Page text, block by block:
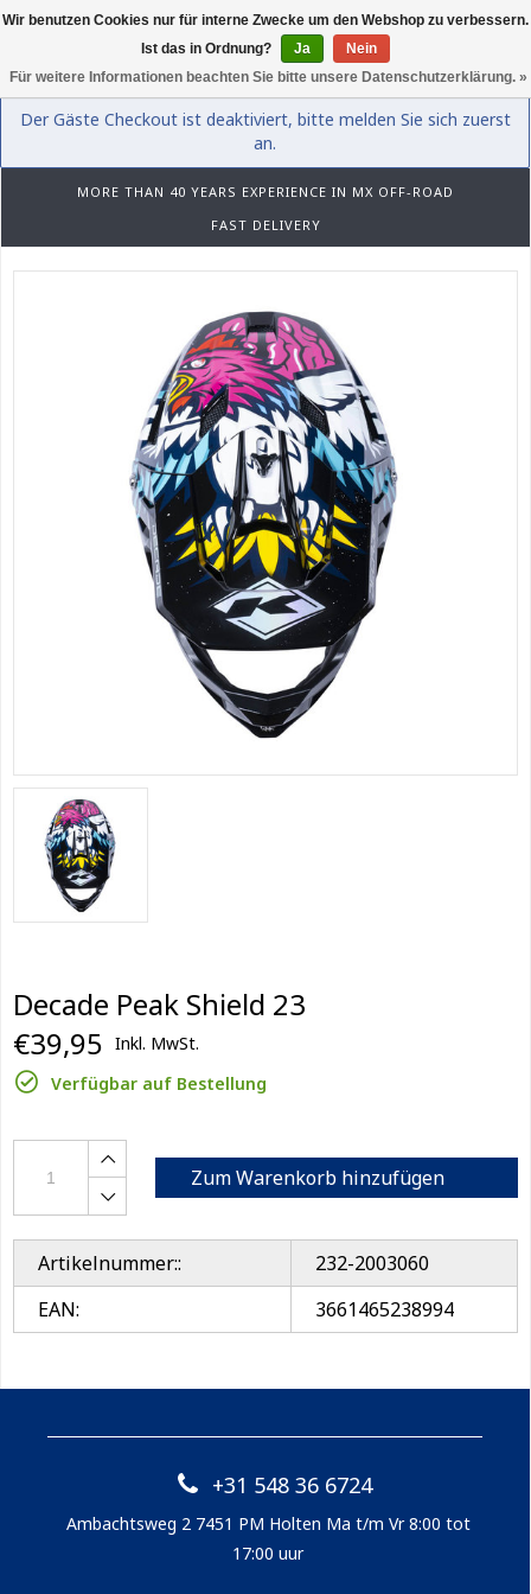
0
Der Gäste Checkout ist deaktiviert, bitte melden Sie sich zuerst
an.
MORE THAN 40 YEARS EXPERIENCE IN MX OFF-ROAD
FAST DELIVERY
Decade Peak Shield 23
€39,95 Inkl. MwSt.
Verfügbar auf Bestellung
Zum Warenkorb hinzufügen
Artikelnummer::
232-2003060
EAN:
3661465238994
+31 548 36 6724
Ambachtsweg 2 7451 PM Holten Ma t/m Vr 8:00 tot
17:00 uur
Wir benutzen Cookies nur für interne Zwecke um den Webshop zu verbessern.
Ist das in Ordnung?
Ja
Nein
Für weitere Informationen beachten Sie bitte unsere Datenschutzerklärung. »